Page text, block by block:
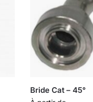
Bride Cat – 45°